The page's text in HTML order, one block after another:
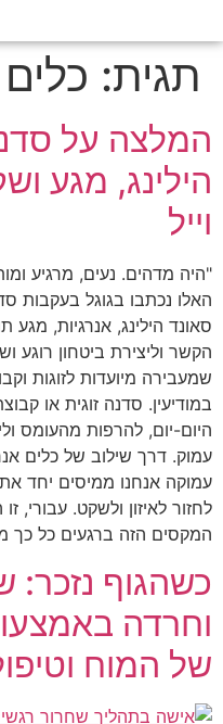
תגית:
המלצה על
הילינג, מגע
וייל
"היה מדהים. נעים, מרגיע
האלו נכתבו בגוגל בעקבות
סאונד הילינג, אנרגיות, מגע
הקשר וליצירת ביטחון רוגע
שמעבירה מיועדות לזוגות
במודיעין. סדנה זוגית או
היום-יום, להרפות מהעומס
עמוק. דרך שילוב של כלים
עמוקה אנחנו ממיסים יחד
לחזור לאיזון ולשקט. עבורי,
המקסים הזה ברגעים כל כך
כשהגוף נזכר:
וחרדה
של המוח